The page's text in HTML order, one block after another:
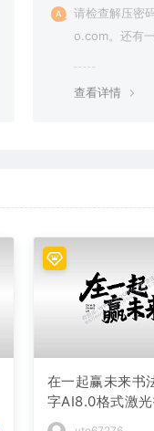
请检查解压密
o.com。还有
查看详情
在一起赢未来书
字AI8.0格式激光
件通用矢量图